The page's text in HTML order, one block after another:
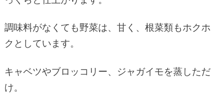
調味料がなくても野菜は、甘く、根菜類もホクホ
クとしています。
キャベツやブロッコリー、ジャガイモを蒸しただ
け。